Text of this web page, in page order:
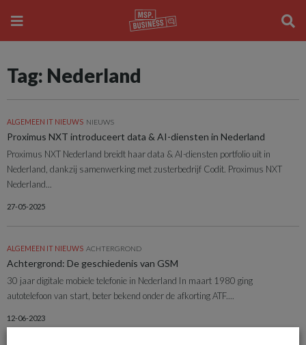
Tag: Nederland
ALGEMEEN IT NIEUWS NIEUWS
Proximus NXT introduceert data & AI-diensten in Nederland
Proximus NXT Nederland breidt haar data & AI-diensten portfolio uit in
Nederland, dankzij samenwerking met zusterbedrijf Codit. Proximus NXT
Nederland...
27-05-2025
ALGEMEEN IT NIEUWS ACHTERGROND
Achtergrond: De geschiedenis van GSM
30 jaar digitale mobiele telefonie in Nederland In maart 1980 ging
autotelefoon van start, beter bekend onder de afkorting ATF....
12-06-2023